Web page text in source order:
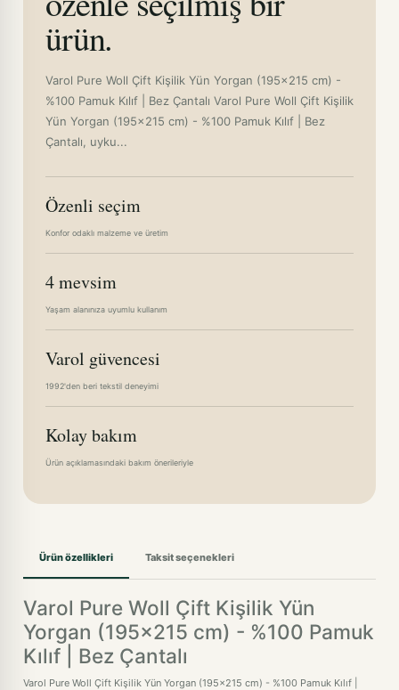
ürün.
Varol Pure Woll Çift Kişilik Yün Yorgan (195x215 cm) -
%100 Pamuk Kılıf | Bez Çantalı Varol Pure Woll Çift Kişilik
Yün Yorgan (195x215 cm) - %100 Pamuk Kılıf | Bez
Çantalı, uyku...
Özenli seçim
Konfor odaklı malzeme ve üretim
4 mevsim
Yaşam alanınıza uyumlu kullanım
Varol güvencesi
1992'den beri tekstil deneyimi
Kolay bakım
Ürün açıklamasındaki bakım önerileriyle
Ürün özellikleri Taksit seçenekleri
Varol Pure Woll Çift Kişilik Yün
Yorgan (195x215 cm) - %100 Pamuk
Kılıf | Bez Çantalı
Varol Pure Woll Çift Kişilik Yün Yorgan (195x215 cm) - %100 Pamuk Kılıf |